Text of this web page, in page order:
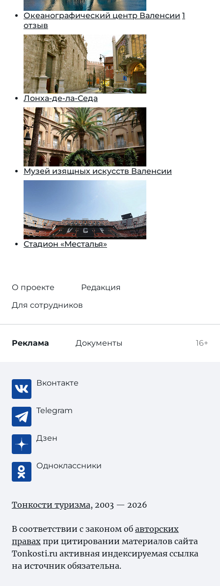
Океанографический центр Валенсии 1
отзыв
Лонха-де-ла-Седа
Музей изящных искусств Валенсии
Стадион «Месталья»
О проекте
Редакция
Для сотрудников
16+
Реклама Документы
Вконтакте
Telegram
Дзен
Одноклассники
Тонкости туризма, 2003 — 2026
В соответствии с законом об авторских
правах при цитировании материалов сайта
Tonkosti.ru активная индексируемая ссылка
на источник обязательна.